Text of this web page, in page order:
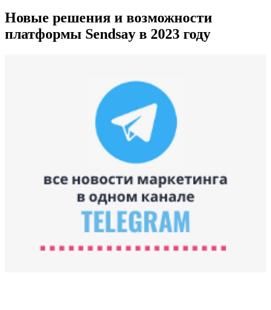
Новые решения и возможности
платформы Sendsay в 2023 году